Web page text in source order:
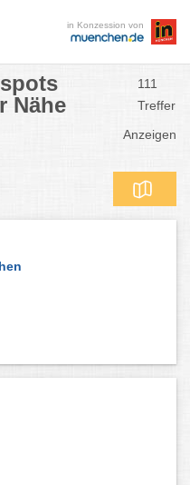
in Konzession von
Nähe
111
Treffer
Anzeigen